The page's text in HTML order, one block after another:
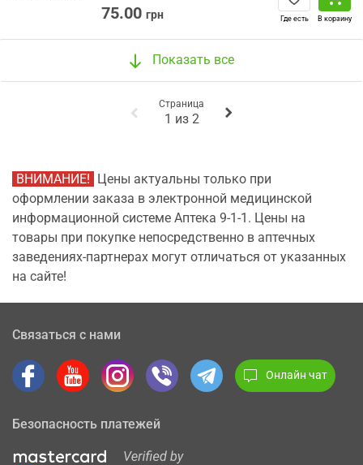
75.00 грн Где есть В корзину
Показать все
Страница
1 из 2
ВНИМАНИЕ! Цены актуальны только при
оформлении заказа в электронной медицинской
информационной системе Аптека 9-1-1. Цены на
товары при покупке непосредственно в аптечных
заведениях-партнерах могут отличаться от указанных
на сайте!
Связаться с нами
Онлайн чат
Безопасность платежей